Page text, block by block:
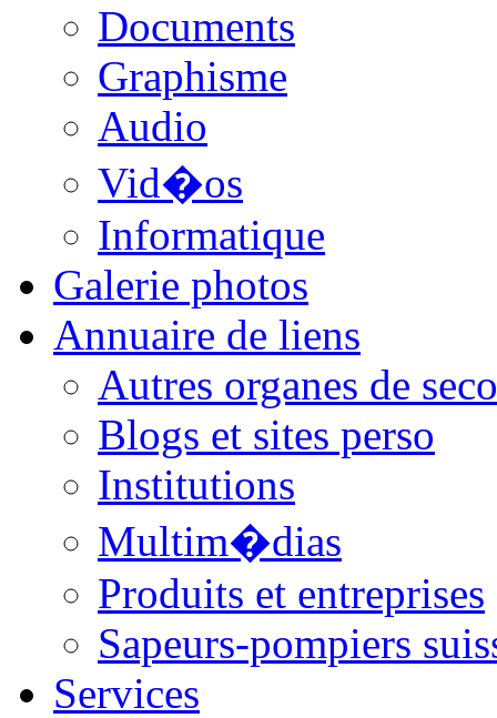
Documents
Graphisme
Audio
Vid�os
Informatique
Galerie photos
Annuaire de liens
Autres organes de
Blogs et sites perso
Institutions
Multim�dias
Produits et entreprises
Sapeurs-pompiers
Services